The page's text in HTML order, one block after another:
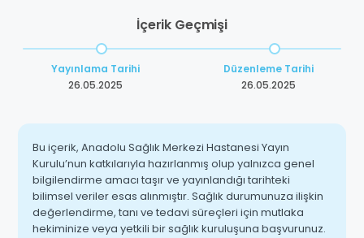
İçerik Geçmişi
Yayınlama Tarihi
26.05.2025
Düzenleme Tarihi
26.05.2025
Bu içerik, Anadolu Sağlık Merkezi Hastanesi Yayın
Kurulu’nun katkılarıyla hazırlanmış olup yalnızca genel
bilgilendirme amacı taşır ve yayınlandığı tarihteki
bilimsel veriler esas alınmıştır. Sağlık durumunuza ilişkin
değerlendirme, tanı ve tedavi süreçleri için mutlaka
hekiminize veya yetkili bir sağlık kuruluşuna başvurunuz.